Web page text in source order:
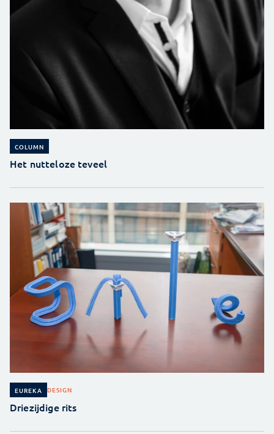
COLUMN
Het nutteloze teveel
EUREKA DESIGN
Driezijdige rits